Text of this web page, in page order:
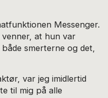
Messenger.
at hun var
smerterne og det,
var jeg imidlertid
til mig på alle